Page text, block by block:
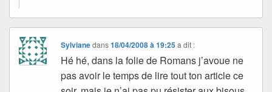
Sylvianedans18/04/2008 à 19:25 a dit :
Hé hé, dans la folie de Romans j’avoue ne
pas avoir le temps de lire tout ton article ce